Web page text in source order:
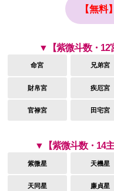
【無料】
▼【紫微斗数・12
命宮 兄弟宮
財帛宮 疾厄宮
官禄宮 田宅宮
▼【紫微斗数・14
紫微星 天機星
天同星 廉貞星